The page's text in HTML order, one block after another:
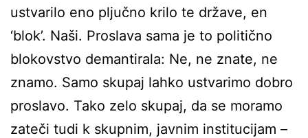
ustvarilo eno pljučno krilo te države, en
‘blok’. Naši. Proslava sama je to politično
blokovstvo demantirala: Ne, ne znate, ne
znamo. Samo skupaj lahko ustvarimo dobro
proslavo. Tako zelo skupaj, da se moramo
zateči tudi k skupnim, javnim institucijam –